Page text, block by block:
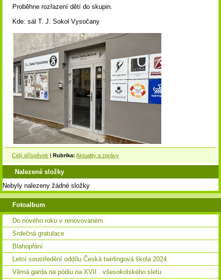
Proběhne rozřazení dětí do skupin.
Kde: sál T. J. Sokol Vysočany
Celý příspěvek |Rubrika: Aktuality a zprávy
Nalezené složky
Nebyly nalezeny žádné složky
Fotoalbum
Do nového roku v renovovaném
Srdečná gratulace
Blahopřání
Letní soustředění oddílu Česká twirlingová škola 2024
Věrná garda na pódiu na XVII . všesokolského sletu